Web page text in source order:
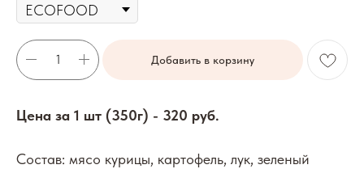
Добавить в корзину
Цена за 1 шт (350г) - 320 руб.
Состав: мясо курицы, картофель, лук, зеленый